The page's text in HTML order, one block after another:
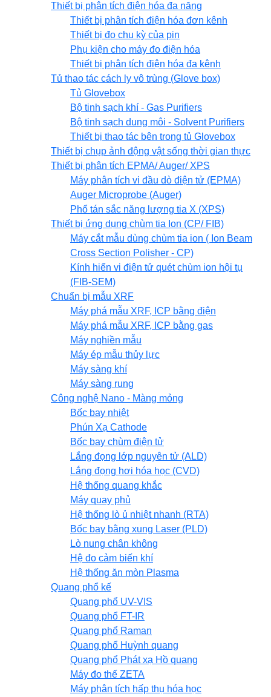
Thiết bị phân tích điện hóa đa năng
Thiết bị phân tích điện hóa đơn kênh
Thiết bị đo chu kỳ của pin
Phụ kiện cho máy đo điện hóa
Thiết bị phân tích điện hóa đa kênh
Tủ thao tác cách ly vô trùng (Glove box)
Tủ Glovebox
Bộ tinh sạch khí - Gas Purifiers
Bộ tinh sạch dung môi - Solvent Purifiers
Thiết bị thao tác bên trong tủ Glovebox
Thiết bị chụp ảnh động vật sống thời gian thực
Thiết bị phân tích EPMA/ Auger/ XPS
Máy phân tích vi đầu dò điện tử (EPMA)
Auger Microprobe (Auger)
Phổ tán sắc năng lượng tia X (XPS)
Thiết bị ứng dụng chùm tia Ion (CP/ FIB)
Máy cắt mẫu dùng chùm tia ion ( Ion Beam
Cross Section Polisher - CP)
Kính hiển vi điện tử quét chùm ion hội tụ
(FIB-SEM)
Chuẩn bị mẫu XRF
Máy phá mẫu XRF, ICP bằng điện
Máy phá mẫu XRF, ICP bằng gas
Máy nghiền mẫu
Máy ép mẫu thủy lực
Máy sàng khí
Máy sàng rung
Công nghệ Nano - Màng mỏng
Bốc bay nhiệt
Phún Xạ Cathode
Bốc bay chùm điện tử
Lắng đọng lớp nguyên tử (ALD)
Lắng đọng hơi hóa học (CVD)
Hệ thống quang khắc
Máy quay phủ
Hệ thống lò ủ nhiệt nhanh (RTA)
Bốc bay bằng xung Laser (PLD)
Lò nung chân không
Hệ đo cảm biến khí
Hệ thống ăn mòn Plasma
Quang phổ kế
Quang phổ UV-VIS
Quang phổ FT-IR
Quang phổ Raman
Quang phổ Huỳnh quang
Quang phổ Phát xạ Hồ quang
Máy đo thế ZETA
Máy phân tích hấp thụ hóa học